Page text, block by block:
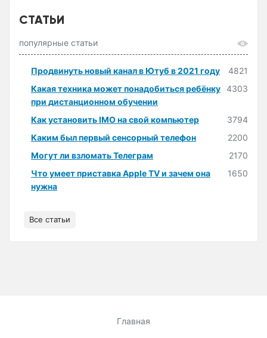
СТАТЬИ
популярные статьи
Продвинуть новый канал в Ютуб в 2021 году
4821
Какая техника может понадобиться ребёнку
при дистанционном обучении
4303
Как установить IMO на свой компьютер
3794
Каким был первый сенсорный телефон
2200
Могут ли взломать Телеграм
2170
Что умеет приставка Apple TV и зачем она
нужна
1650
Все статьи
Главная